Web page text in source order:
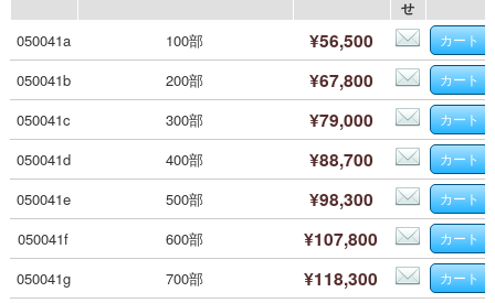
せ
050041a 100部 ¥56,500
050041b 200部 ¥67,800
050041c 300部 ¥79,000
050041d 400部 ¥88,700
050041e 500部 ¥98,300
050041f 600部 ¥107,800
050041g 700部 ¥118,300